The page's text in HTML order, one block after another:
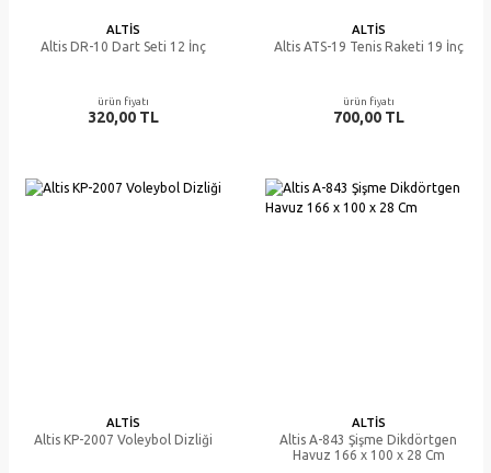
ALTIS
Altis DR-10 Dart Seti 12 İnç
ürün fiyatı
320,00 TL
ALTIS
Altis ATS-19 Tenis Raketi 19 İnç
ürün fiyatı
700,00 TL
ALTIS
Altis KP-2007 Voleybol Dizliği
ALTIS
Altis A-843 Şişme Dikdörtgen
Havuz 166 x 100 x 28 Cm